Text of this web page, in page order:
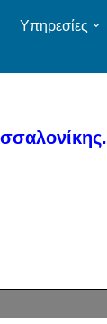
Υπηρεσίες